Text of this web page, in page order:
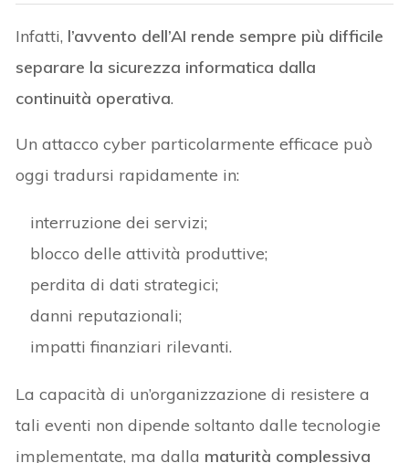
Infatti, l’avvento dell’AI rende sempre più difficile
separare la sicurezza informatica dalla
continuità operativa.
Un attacco cyber particolarmente efficace può
oggi tradursi rapidamente in:
interruzione dei servizi;
blocco delle attività produttive;
perdita di dati strategici;
danni reputazionali;
impatti finanziari rilevanti.
La capacità di un’organizzazione di resistere a
tali eventi non dipende soltanto dalle tecnologie
implementate, ma dalla maturità complessiva